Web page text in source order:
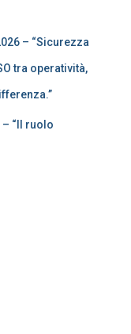
– “Sicurezza
tra operatività,
– “Il ruolo